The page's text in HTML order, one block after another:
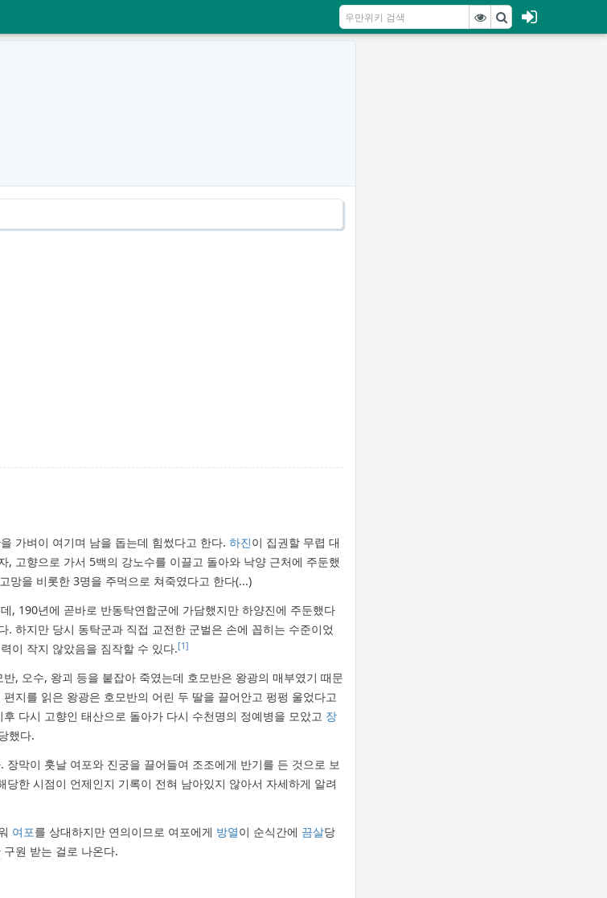
가벼이 여기며 남을 돕는데 힘썼다고 한다. 하진이 집권할 무렵 대
고향으로 가서 5백의 강노수를 이끌고 돌아와 낙양 근처에 주둔했
망을 비롯한 3명을 주먹으로 쳐죽였다고 한다(...)
, 190년에 곧바로 반동탁연합군에 가담했지만 하양진에 주둔했다
하지만 당시 동탁군과 직접 교전한 군벌은 손에 꼽히는 수준이었
이 작지 않았음을 짐작할 수 있다.[1]
, 오수, 왕괴 등을 붙잡아 죽였는데 호모반은 왕광의 매부였기 때문
지를 읽은 왕광은 호모반의 어린 두 딸을 끌어안고 펑펑 울었다고
다시 고향인 태산으로 돌아가 다시 수천명의 정예병을 모았고 장
했다.
막이 훗날 여포와 진궁을 끌어들여 조조에게 반기를 든 것으로 보
한 시점이 언제인지 기록이 전혀 남아있지 않아서 자세하게 알려
여포를 상대하지만 연의이므로 여포에게 방열이 순식간에 끔살당
원 받는 걸로 나온다.